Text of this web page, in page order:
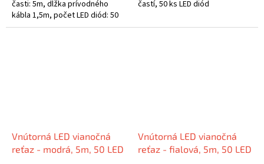
časti: 5m, dĺžka prívodného
kábla 1,5m, počet LED diód: 50
ks
častí, 50 ks LED diód
Vnútorná LED vianočná
reťaz - modrá, 5m, 50 LED
Vnútorná LED vianočná
reťaz - fialová, 5m, 50 LED